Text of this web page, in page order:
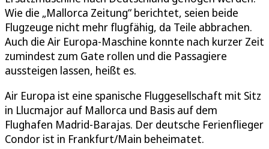
Wie die „Mallorca Zeitung“ berichtet, seien beide
Flugzeuge nicht mehr flugfähig, da Teile abbrachen.
Auch die Air Europa-Maschine konnte nach kurzer Zeit
zumindest zum Gate rollen und die Passagiere
aussteigen lassen, heißt es.
Air Europa ist eine spanische Fluggesellschaft mit Sitz
in Llucmajor auf Mallorca und Basis auf dem
Flughafen Madrid-Barajas. Der deutsche Ferienflieger
Condor ist in Frankfurt/Main beheimatet.